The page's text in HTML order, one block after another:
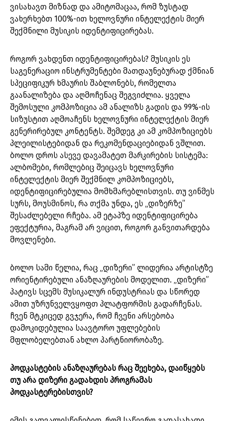
ვისახავთ მიზნად და ამიტომაცაა, რომ ზუსტად
ვახერხებთ 100%-ით ხელოვნური ინტელექტის მიერ
შექმნილი მუსიკის იდენტიფიცირებას.
როგორ ვახდენთ იდენტიფიცირებას? მუსიკის ეს
საგენერაციო ინსტრუმენტები მათდაუნებურად ქმნიან
სპეციფიკურ ხმაურის შაბლონებს, რომელთა
გაანალიზება და აღმოჩენაც შეგვიძლია. ყველა
შემოსული კომპოზიცია ამ ანალიზს გადის და 99%-ის
სიზუსტით აღმოაჩენს ხელოვნური ინტელექტის მიერ
გენერირებულ კონტენტს. შემდეგ კი ამ კომპოზიციებს
პლეილისტებიდან და რეკომენდაციებიდან ვშლით.
ბოლო დროს ასევე დავამატეთ მარკირების სისტემა:
ალბომები, რომლებიც შეიცავს ხელოვნური
ინტელექტის მიერ შექმნილ კომპოზიციებს,
იდენტიფიცირებულია მომხმარებლისთვის. თუ ვინმეს
სურს, მოუსმინოს, რა თქმა უნდა, ეს „დიზერზე”
შესაძლებელი რჩება. ამ ეტაპზე იდენტიფიცირება
ეფექტურია, მაგრამ არ ვიცით, როგორ განვითარდება
მოვლენები.
ბოლო სამი წელია, რაც „დიზერი” ლიდერია არტისტზე
ორიენტირებული ანაზღაურების მოდელით. „დიზერი”
პატივს სცემს მუსიკალურ ინდუსტრიას და სწორედ
ამით უზრუნველვყოფთ პლატფორმის გადარჩენას.
ჩვენ მტკიცედ გვჯერა, რომ ჩვენი არსებობა
დამოკიდებულია საავტორო უფლებების
მფლობელებთან ახლო პარტნიორობაზე.
პოდკასტების ანაზღაურებას რაც შეეხება, დაიწყებს
თუ არა დიზერი გადახდის პროგრამას
პოდკასტერებისთვის?